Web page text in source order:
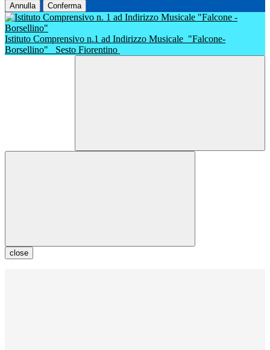
Annulla Conferma
Istituto Comprensivo n.1 ad Indirizzo Musicale "Falcone-
Borsellino"
Sesto Fiorentino
close